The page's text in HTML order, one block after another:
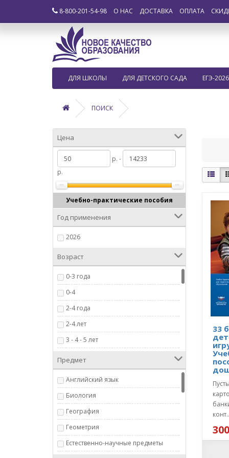
8-800-201-54-98 О НАС ДОСТАВКА ОПЛАТА
ДЛЯ ШКОЛЫ ДЛЯ ДЕТСКОГО САДА ЕГЭ-2026
ПОИСК
Цена
р. -
р.
Учебно-практические пособия
Год применения
2026
Возраст
0-3 года
0-4
2-4 года
2-4 лет
3 - 4 - 5 лет
3+
3+ лет
3-6 лет
3-7 лет
3-9 лет
4+
Предмет
Английский язык
Биология
География
Геометрия
Естественно-научные предметы
33
конт..